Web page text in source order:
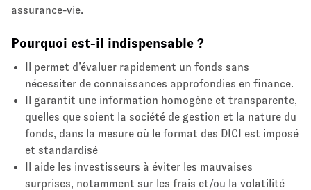
assurance-vie.
Pourquoi est-il indispensable ?
Il permet d’évaluer rapidement un fonds sans
nécessiter de connaissances approfondies en finance.
Il garantit une information homogène et transparente,
quelles que soient la société de gestion et la nature du
fonds, dans la mesure où le format des DICI est imposé
et standardisé
Il aide les investisseurs à éviter les mauvaises
surprises, notamment sur les frais et/ou la volatilité